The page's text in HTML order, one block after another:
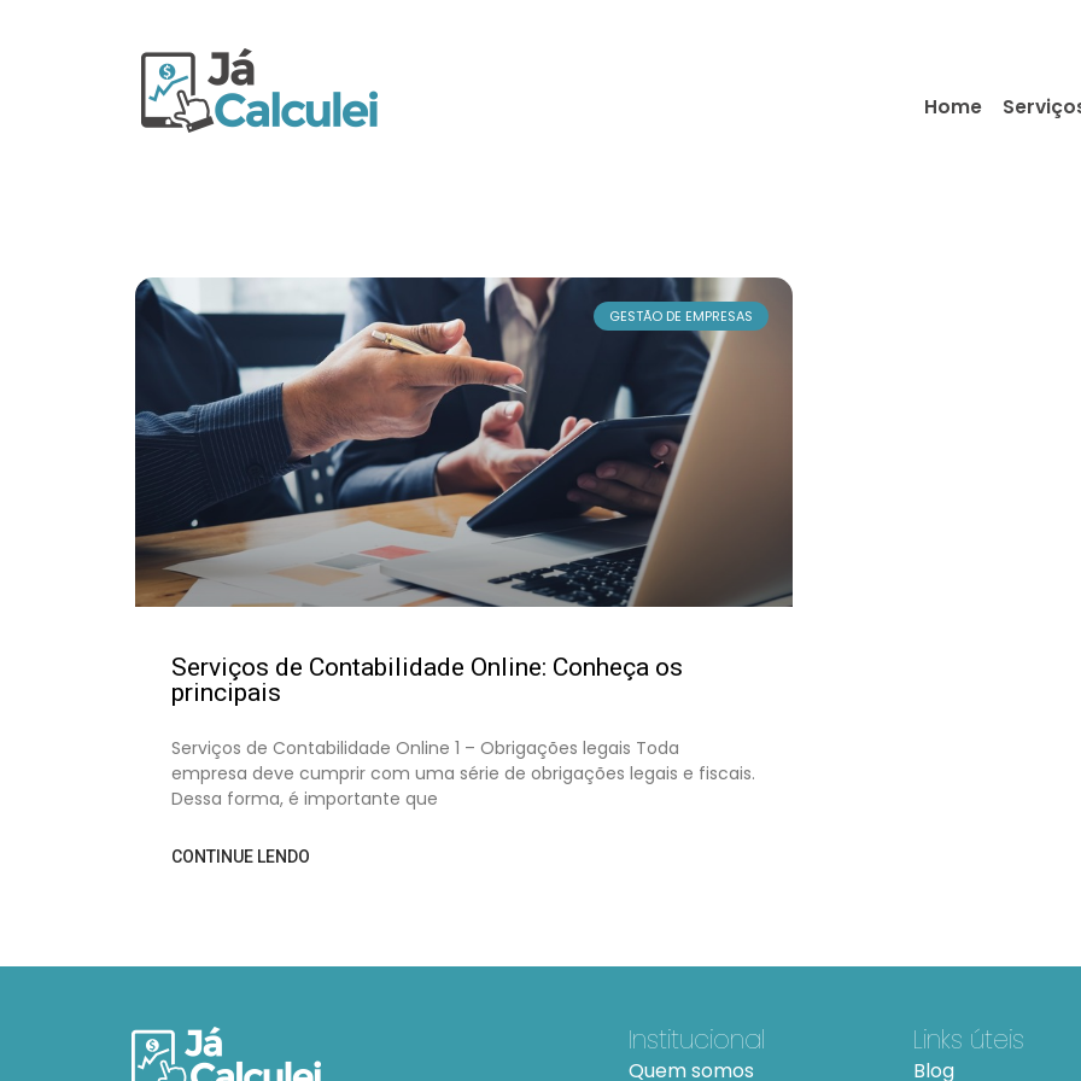
Home
GESTÃO DE EMPRESAS
Serviços de Contabilidade Online: Conheça os
principais
Serviços de Contabilidade Online 1 – Obrigações legais Toda
empresa deve cumprir com uma série de obrigações legais e fiscais.
Dessa forma, é importante que
CONTINUE LENDO
Institucional
Quem somos
Links úteis
Blog